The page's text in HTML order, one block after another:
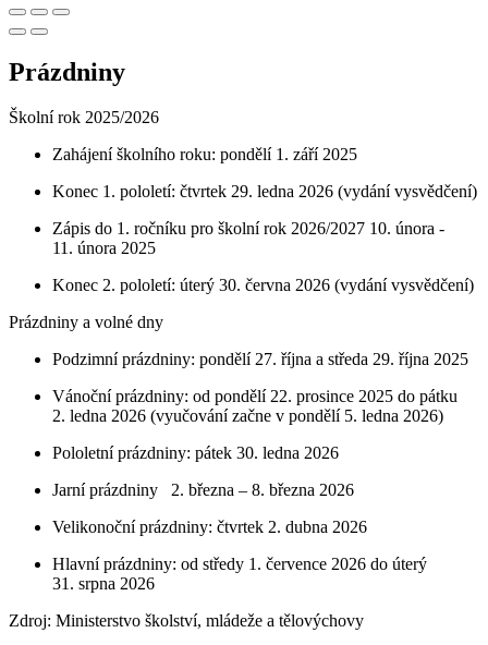
Prázdniny
Školní rok 2025/2026
Zahájení školního roku: pondělí 1. září 2025
Konec 1. pololetí: čtvrtek 29. ledna 2026 (vydání vysvědčení)
Zápis do 1. ročníku pro školní rok 2026/2027 10. února -
11. února 2025
Konec 2. pololetí: úterý 30. června 2026 (vydání vysvědčení)
Prázdniny a volné dny
Podzimní prázdniny: pondělí 27. října a středa 29. října 2025
Vánoční prázdniny: od pondělí 22. prosince 2025 do pátku
2. ledna 2026 (vyučování začne v pondělí 5. ledna 2026)
Pololetní prázdniny: pátek 30. ledna 2026
Jarní prázdniny 2. března – 8. března 2026
Velikonoční prázdniny: čtvrtek 2. dubna 2026
Hlavní prázdniny: od středy 1. července 2026 do úterý
31. srpna 2026
Zdroj: Ministerstvo školství, mládeže a tělovýchovy